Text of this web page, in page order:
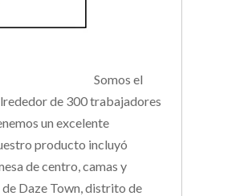
Somos el
de 300 trabajadores
un excelente
producto incluyó
de centro, camas y
Daze Town, distrito de